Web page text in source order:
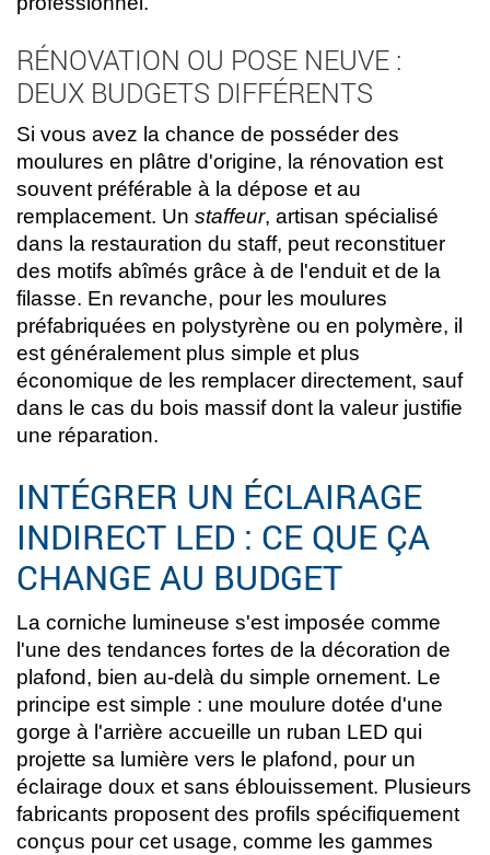
RÉNOVATION OU POSE NEUVE :
DEUX BUDGETS DIFFÉRENTS
Si vous avez la chance de posséder des
moulures en plâtre d'origine, la rénovation est
souvent préférable à la dépose et au
remplacement. Un staffeur, artisan spécialisé
dans la restauration du staff, peut reconstituer
des motifs abîmés grâce à de l'enduit et de la
filasse. En revanche, pour les moulures
préfabriquées en polystyrène ou en polymère, il
est généralement plus simple et plus
économique de les remplacer directement, sauf
dans le cas du bois massif dont la valeur justifie
une réparation.
INTÉGRER UN ÉCLAIRAGE
INDIRECT LED : CE QUE ÇA
CHANGE AU BUDGET
La corniche lumineuse s'est imposée comme
l'une des tendances fortes de la décoration de
plafond, bien au-delà du simple ornement. Le
principe est simple : une moulure dotée d'une
gorge à l'arrière accueille un ruban LED qui
projette sa lumière vers le plafond, pour un
éclairage doux et sans éblouissement. Plusieurs
fabricants proposent des profils spécifiquement
conçus pour cet usage, comme les gammes